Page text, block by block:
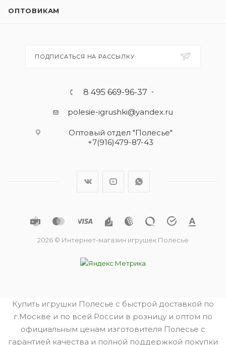
ОПТОВИКАМ
ПОДПИСАТЬСЯ НА РАССЫЛКУ
8 495 669-96-37
polesie-igrushki@yandex.ru
Оптовый отдел "Полесье"
+7(916)479-87-43
2026 © Интернет-магазин игрушек Полесье
Купить игрушки Полесье с быстрой доставкой по
г.Москве и по всей России в розницу и оптом по
официальным ценам изготовителя Полесье с
гарантией качества и полной поддержкой покупки